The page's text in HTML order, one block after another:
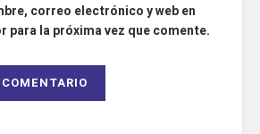
correo electrónico y web en
para la próxima vez que comente.